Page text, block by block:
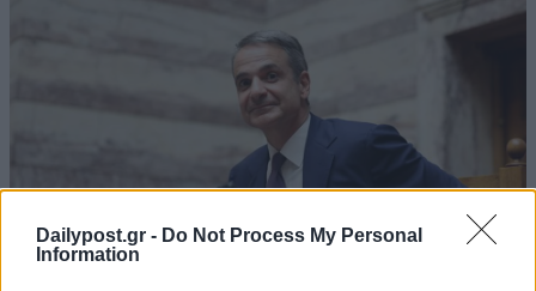
Dailypost.gr - Do Not Process My Personal
Information